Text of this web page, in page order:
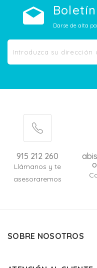
Boletín
Darse de alta
915 212 260
Llámanos y te
asesoraremos
SOBRE NOSOTROS